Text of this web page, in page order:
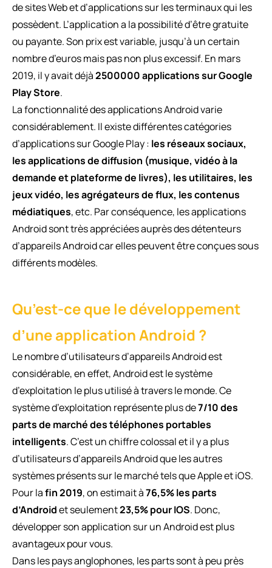
de sites Web et d’applications sur les terminaux qui les
possèdent. L’application a la possibilité d’être gratuite
ou payante. Son prix est variable, jusqu’à un certain
nombre d’euros mais pas non plus excessif. En mars
2019, il y avait déjà2500000 applications sur Google
Play Store.
La fonctionnalité des applications Android varie
considérablement. Il existe différentes catégories
d’applications sur Google Play : les réseaux sociaux,
les applications de diffusion (musique, vidéo à la
demande et plateforme de livres), les utilitaires, les
jeux vidéo, les agrégateurs de flux, les contenus
médiatiques, etc. Par conséquence, les applications
Android sont très appréciées auprès des détenteurs
d’appareils Android car elles peuvent être conçues sous
différents modèles.
Qu’est-ce que le développement
d’une application Android ?
Le nombre d’utilisateurs d’appareils Android est
considérable, en effet, Android est le système
d’exploitation le plus utilisé à travers le monde. Ce
système d’exploitation représente plus de7/10 des
parts de marché des téléphones portables
intelligents. C’est un chiffre colossal et il y a plus
d’utilisateurs d’appareils Android que les autres
systèmes présents sur le marché tels que Apple et iOS.
Pour lafin 2019, on estimait à76,5% les parts
d’Androidet seulement23,5% pour IOS. Donc,
développer son application sur un Android est plus
avantageux pour vous.
Dans les pays anglophones, les parts sont à peu près